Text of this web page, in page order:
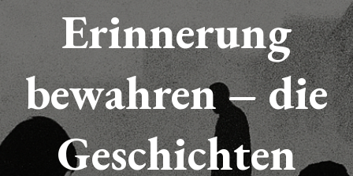
Erinnerung
bewahren – die
Geschichten